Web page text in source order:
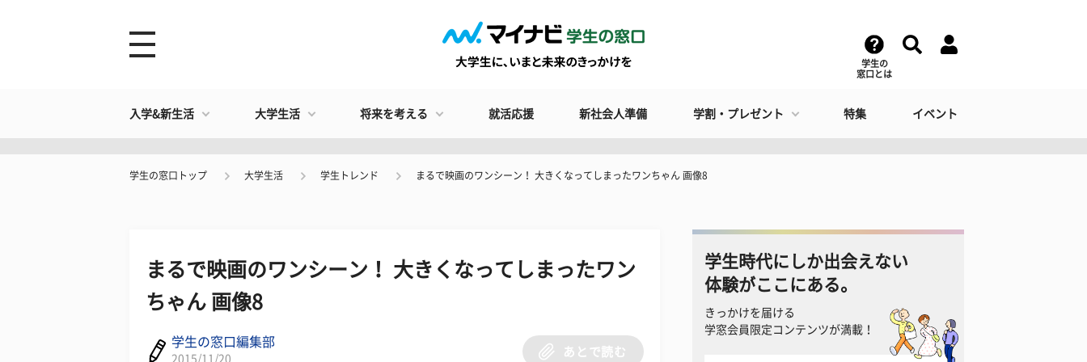
学生の
窓口とは
入学&新生活 大学生活 将来を考える 就活応援 新社会人準備 学割・プレゼント 特集 イベント
学生の窓口トップ 大学生活 学生トレンド まるで映画のワンシーン！ 大きくなってしまったワンちゃん 画像8
まるで映画のワンシーン！ 大きくなってしまったワン
ちゃん 画像8
学生の窓口編集部
2015/11/20
あとで読む
学生時代にしか出会えない
体験がここにある。
きっかけを届ける
学窓会員限定コンテンツが満載！